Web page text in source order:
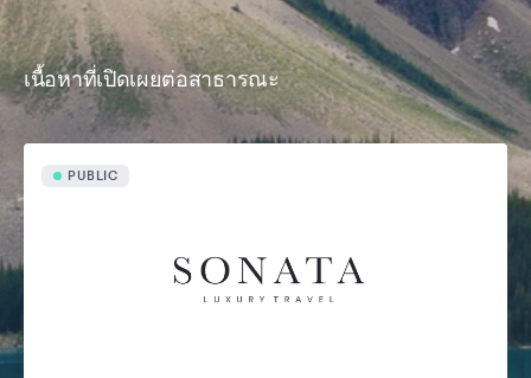
เนื้อหาที่เปิดเผยต่อสาธารณะ
PUBLIC